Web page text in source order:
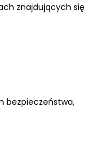
znajdujących się
bezpieczeństwa,